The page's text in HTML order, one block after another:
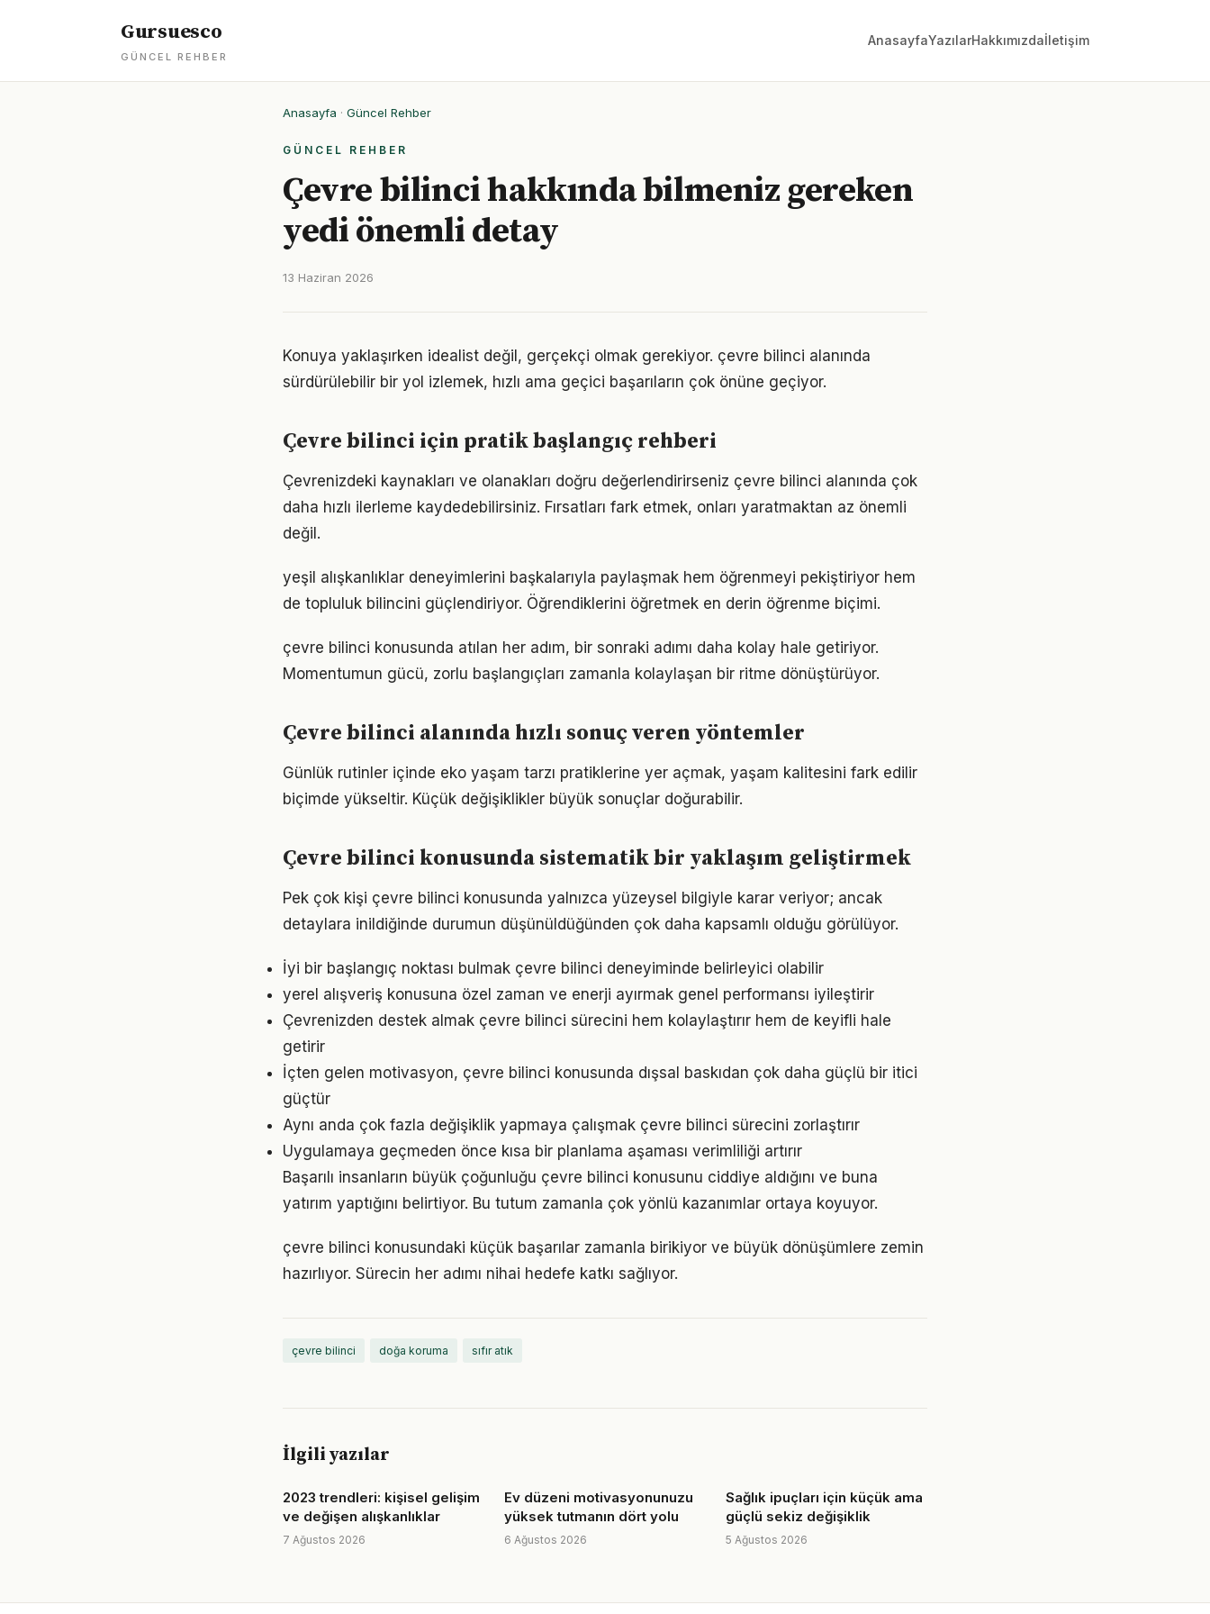
Gursuesco
GÜNCEL REHBER
AnasayfaYazılarHakkımızdaİletişim
Anasayfa · Güncel Rehber
GÜNCEL REHBER
Çevre bilinci hakkında bilmeniz gereken
yedi önemli detay
13 Haziran 2026
Konuya yaklaşırken idealist değil, gerçekçi olmak gerekiyor. çevre bilinci alanında
sürdürülebilir bir yol izlemek, hızlı ama geçici başarıların çok önüne geçiyor.
Çevre bilinci için pratik başlangıç rehberi
Çevrenizdeki kaynakları ve olanakları doğru değerlendirirseniz çevre bilinci alanında çok
daha hızlı ilerleme kaydedebilirsiniz. Fırsatları fark etmek, onları yaratmaktan az önemli
değil.
yeşil alışkanlıklar deneyimlerini başkalarıyla paylaşmak hem öğrenmeyi pekiştiriyor hem
de topluluk bilincini güçlendiriyor. Öğrendiklerini öğretmek en derin öğrenme biçimi.
çevre bilinci konusunda atılan her adım, bir sonraki adımı daha kolay hale getiriyor.
Momentumun gücü, zorlu başlangıçları zamanla kolaylaşan bir ritme dönüştürüyor.
Çevre bilinci alanında hızlı sonuç veren yöntemler
Günlük rutinler içinde eko yaşam tarzı pratiklerine yer açmak, yaşam kalitesini fark edilir
biçimde yükseltir. Küçük değişiklikler büyük sonuçlar doğurabilir.
Çevre bilinci konusunda sistematik bir yaklaşım geliştirmek
Pek çok kişi çevre bilinci konusunda yalnızca yüzeysel bilgiyle karar veriyor; ancak
detaylara inildiğinde durumun düşünüldüğünden çok daha kapsamlı olduğu görülüyor.
İyi bir başlangıç noktası bulmak çevre bilinci deneyiminde belirleyici olabilir
yerel alışveriş konusuna özel zaman ve enerji ayırmak genel performansı iyileştirir
Çevrenizden destek almak çevre bilinci sürecini hem kolaylaştırır hem de keyifli hale
getirir
İçten gelen motivasyon, çevre bilinci konusunda dışsal baskıdan çok daha güçlü bir itici
güçtür
Aynı anda çok fazla değişiklik yapmaya çalışmak çevre bilinci sürecini zorlaştırır
Uygulamaya geçmeden önce kısa bir planlama aşaması verimliliği artırır
Başarılı insanların büyük çoğunluğu çevre bilinci konusunu ciddiye aldığını ve buna
yatırım yaptığını belirtiyor. Bu tutum zamanla çok yönlü kazanımlar ortaya koyuyor.
çevre bilinci konusundaki küçük başarılar zamanla birikiyor ve büyük dönüşümlere zemin
hazırlıyor. Sürecin her adımı nihai hedefe katkı sağlıyor.
çevre bilinci doğa koruma sıfır atık
İlgili yazılar
2023 trendleri: kişisel gelişim
ve değişen alışkanlıklar
7 Ağustos 2026
Ev düzeni motivasyonunuzu
yüksek tutmanın dört yolu
6 Ağustos 2026
Sağlık ipuçları için küçük ama
güçlü sekiz değişiklik
5 Ağustos 2026